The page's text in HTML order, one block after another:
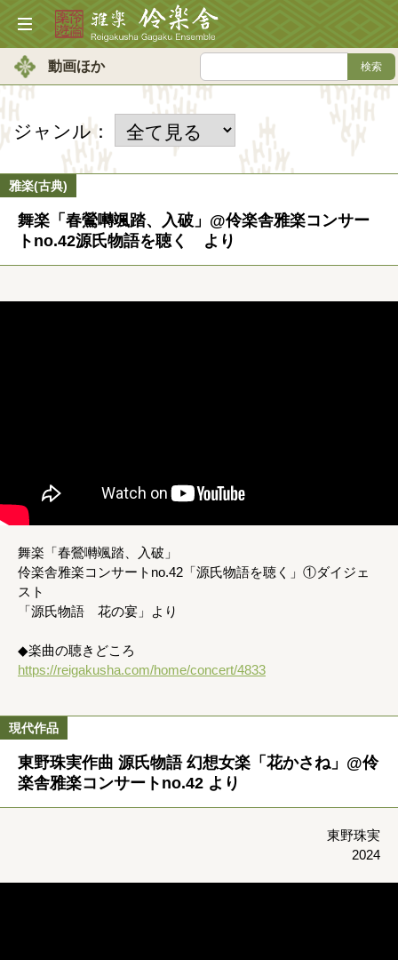
動画ほか
ジャンル：
雅楽(古典)
舞楽「春鶯囀颯踏、入破」@伶楽舎雅楽コンサー
トno.42源氏物語を聴く より
舞楽「春鶯囀颯踏、入破」
伶楽舎雅楽コンサートno.42「源氏物語を聴く」①ダイジェ
スト
「源氏物語 花の宴」より
◆楽曲の聴きどころ
https://reigakusha.com/home/concert/4833
現代作品
東野珠実作曲 源氏物語 幻想女楽「花かさね」@伶
楽舎雅楽コンサートno.42 より
東野珠実
2024